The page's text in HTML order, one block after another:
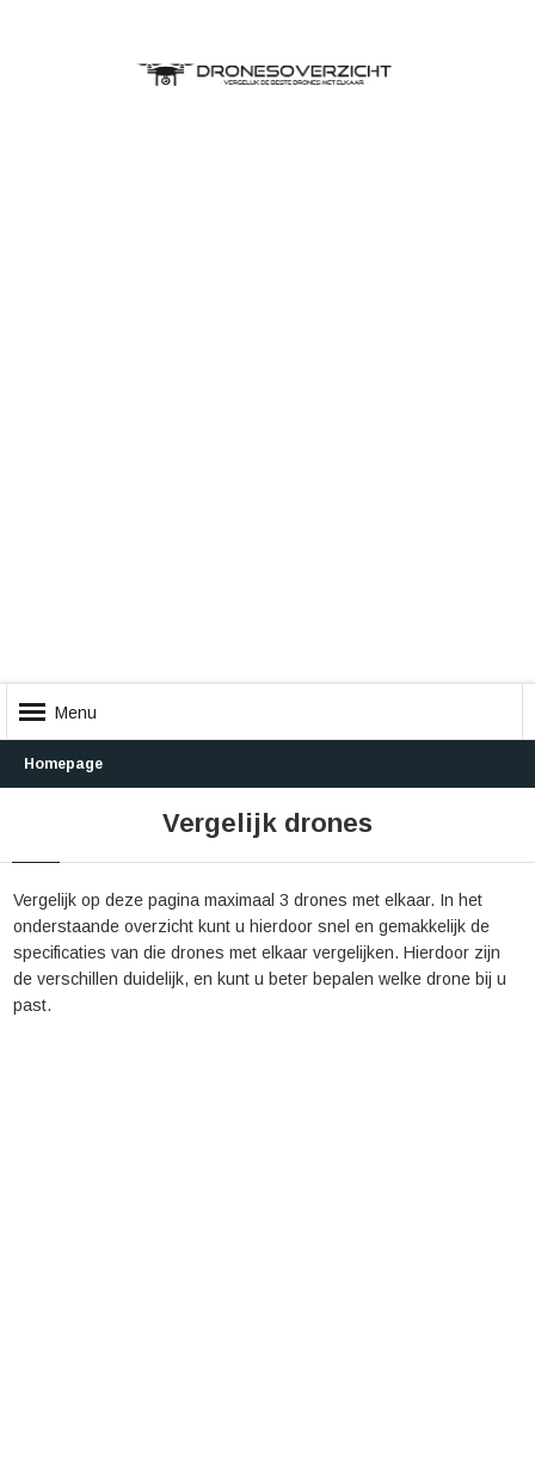
Menu
Homepage
Vergelijk drones
Vergelijk op deze pagina maximaal 3 drones met elkaar. In het
onderstaande overzicht kunt u hierdoor snel en gemakkelijk de
specificaties van die drones met elkaar vergelijken. Hierdoor zijn
de verschillen duidelijk, en kunt u beter bepalen welke drone bij u
past.